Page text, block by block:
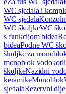
eZa tuš WC sjedala
WC sjedala i
WC sjedala
WC školjkeWC
s funkcijom bidea
bideaPodne WC
školjke za
monoblok
školjkeNazidni
keramikeMonoblok
sjedalaRezervni